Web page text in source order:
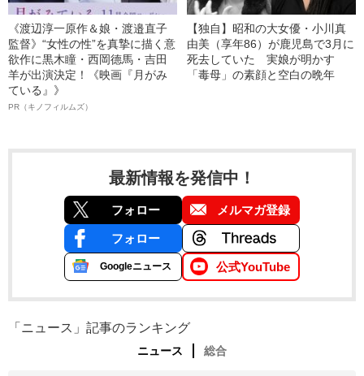
《渡辺淳一原作＆娘・渡邉直子
監督》“女性の性”を真摯に描く意
欲作に黒木瞳・西岡德馬・吉田
羊が出演決定！《映画『月がみ
ている』》
PR（キノフィルムズ）
【独自】昭和の大女優・小川真
由美（享年86）が鹿児島で3月に
死去していた 実娘が明かす
「毒母」の素顔と空白の晩年
最新情報を発信中！
フォロー メルマガ登録
フォロー
Googleニュース 公式YouTube
「ニュース」記事のランキング
ニュース 総合